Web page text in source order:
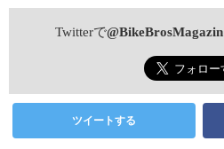
Twitterで@BikeBrosMagazin
ツイートする